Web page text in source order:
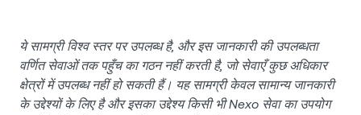
ये सामग्री विश्व स्तर पर उपलब्ध है, और इस जानकारी की उपलब्धता
वर्णित सेवाओं तक पहुँच का गठन नहीं करती है, जो सेवाएँ कुछ अधिकार
क्षेत्रों में उपलब्ध नहीं हो सकती हैं। यह सामग्री केवल सामान्य जानकारी
के उद्देश्यों के लिए है और इसका उद्देश्य किसी भी Nexo सेवा का उपयोग